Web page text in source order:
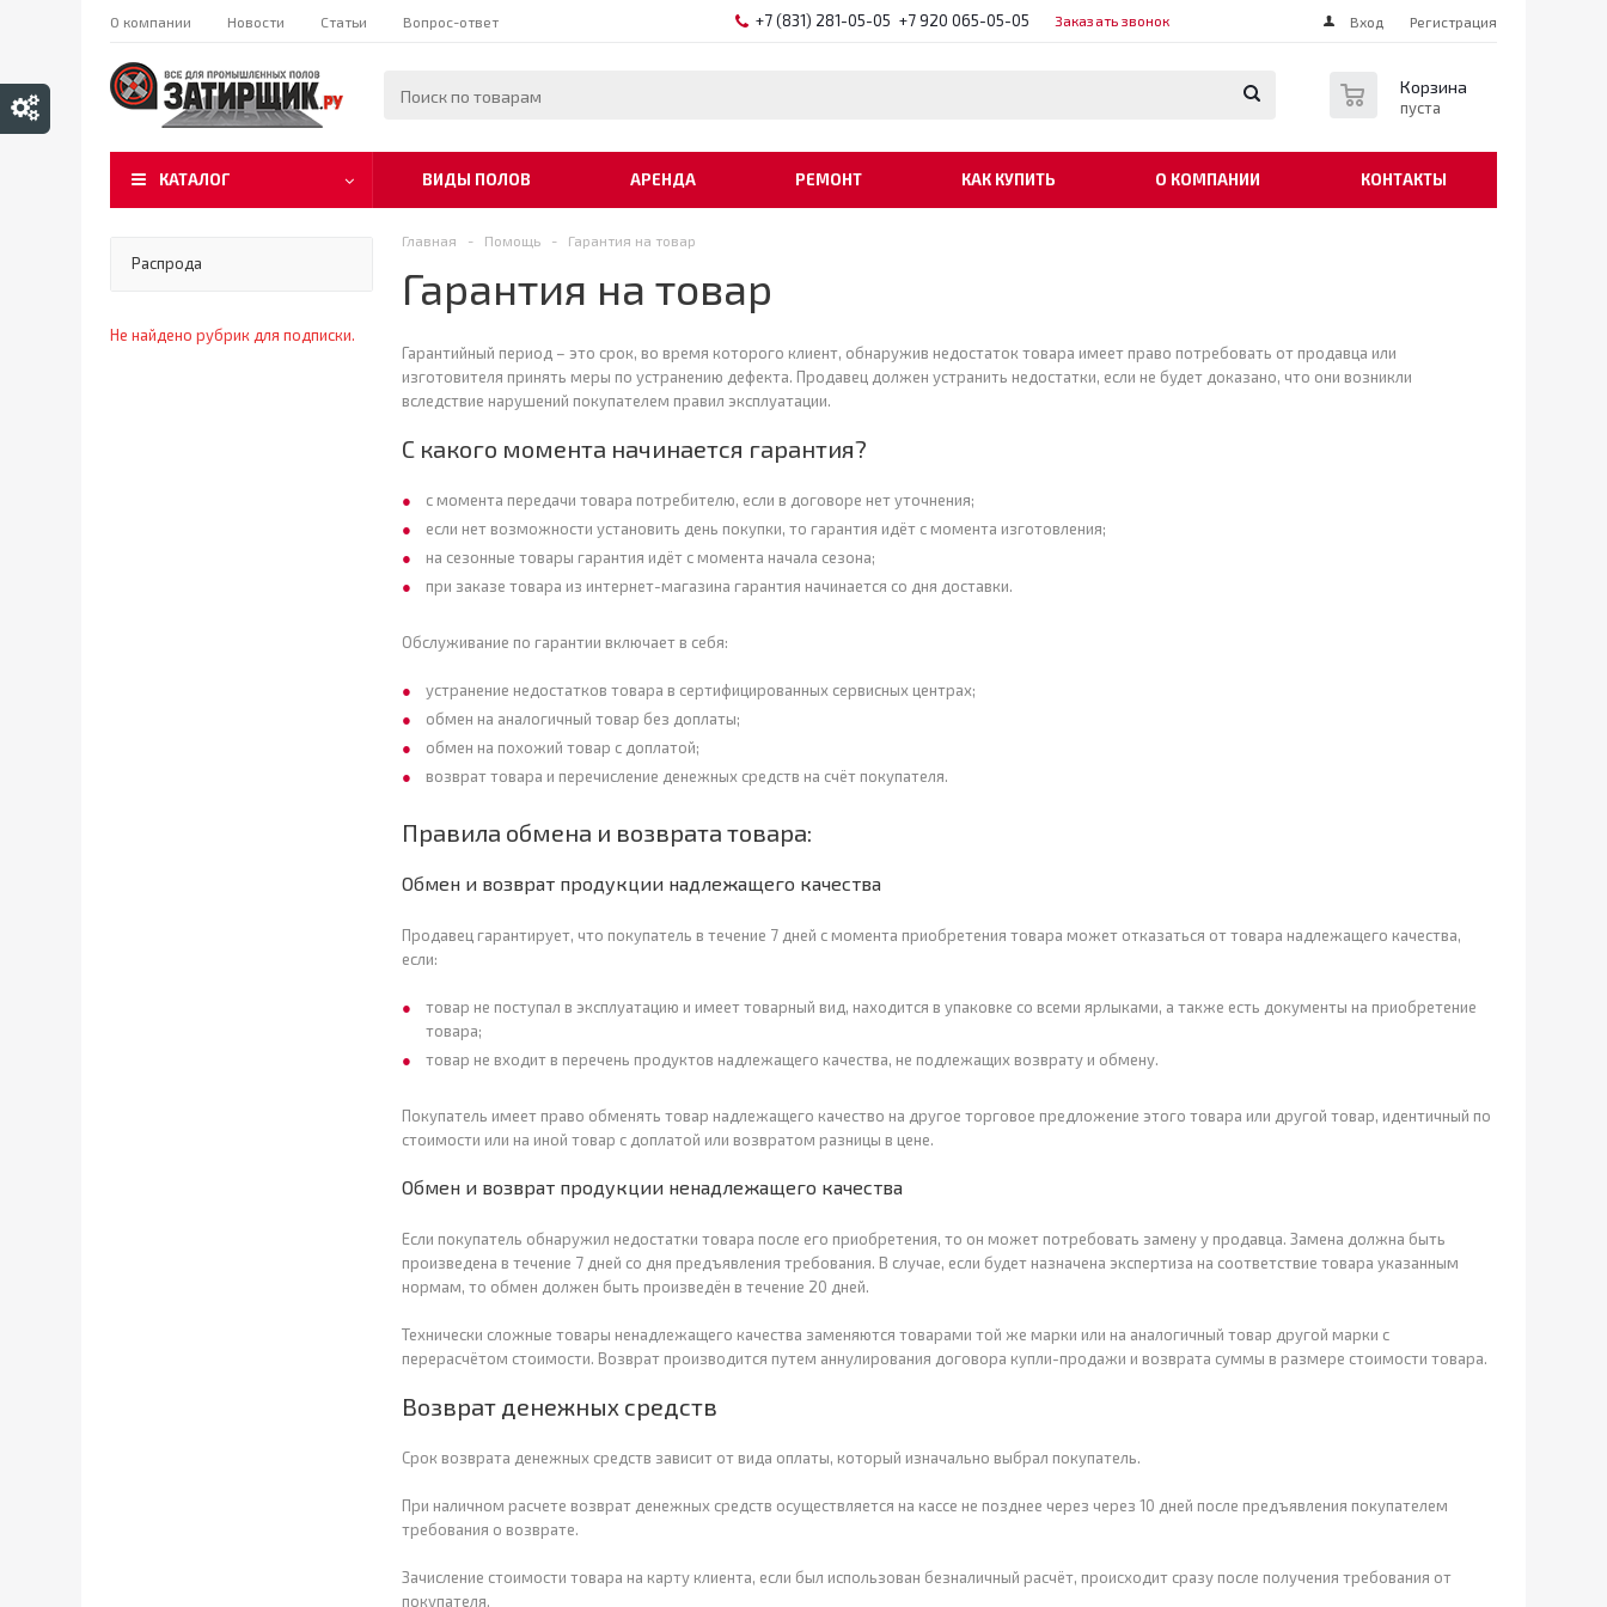
О компании Новости Статьи Вопрос-ответ +7 (831) 281-05-05 +7 920 065-05-05 Заказать звонок Вход Регистрация
Корзина
пуста
КАТАЛОГ ВИДЫ ПОЛОВ АРЕНДА РЕМОНТ КАК КУПИТЬ О КОМПАНИИ КОНТАКТЫ
Распрода
Не найдено рубрик для подписки.
Главная - Помощь - Гарантия на товар
Гарантия на товар
Гарантийный период – это срок, во время которого клиент, обнаружив недостаток товара имеет право потребовать от продавца или
изготовителя принять меры по устранению дефекта. Продавец должен устранить недостатки, если не будет доказано, что они возникли
вследствие нарушений покупателем правил эксплуатации.
С какого момента начинается гарантия?
с момента передачи товара потребителю, если в договоре нет уточнения;
если нет возможности установить день покупки, то гарантия идёт с момента изготовления;
на сезонные товары гарантия идёт с момента начала сезона;
при заказе товара из интернет-магазина гарантия начинается со дня доставки.
Обслуживание по гарантии включает в себя:
устранение недостатков товара в сертифицированных сервисных центрах;
обмен на аналогичный товар без доплаты;
обмен на похожий товар с доплатой;
возврат товара и перечисление денежных средств на счёт покупателя.
Правила обмена и возврата товара:
Обмен и возврат продукции надлежащего качества
Продавец гарантирует, что покупатель в течение 7 дней с момента приобретения товара может отказаться от товара надлежащего качества,
если:
товар не поступал в эксплуатацию и имеет товарный вид, находится в упаковке со всеми ярлыками, а также есть документы на приобретение
товара;
товар не входит в перечень продуктов надлежащего качества, не подлежащих возврату и обмену.
Покупатель имеет право обменять товар надлежащего качество на другое торговое предложение этого товара или другой товар, идентичный по
стоимости или на иной товар с доплатой или возвратом разницы в цене.
Обмен и возврат продукции ненадлежащего качества
Если покупатель обнаружил недостатки товара после его приобретения, то он может потребовать замену у продавца. Замена должна быть
произведена в течение 7 дней со дня предъявления требования. В случае, если будет назначена экспертиза на соответствие товара указанным
нормам, то обмен должен быть произведён в течение 20 дней.
Технически сложные товары ненадлежащего качества заменяются товарами той же марки или на аналогичный товар другой марки с
перерасчётом стоимости. Возврат производится путем аннулирования договора купли-продажи и возврата суммы в размере стоимости товара.
Возврат денежных средств
Срок возврата денежных средств зависит от вида оплаты, который изначально выбрал покупатель.
При наличном расчете возврат денежных средств осуществляется на кассе не позднее через через 10 дней после предъявления покупателем
требования о возврате.
Зачисление стоимости товара на карту клиента, если был использован безналичный расчёт, происходит сразу после получения требования от
покупателя.